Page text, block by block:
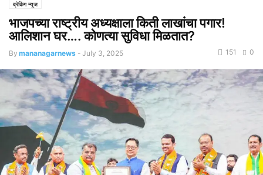
ब्रेकिंग न्यूज
भाजपच्या राष्ट्रीय अध्यक्षाला किती लाखांचा पगार!
आलिशान घर…. कोणत्या सुविधा मिळतात?
By mananagarnews - July 3, 2025 0
151